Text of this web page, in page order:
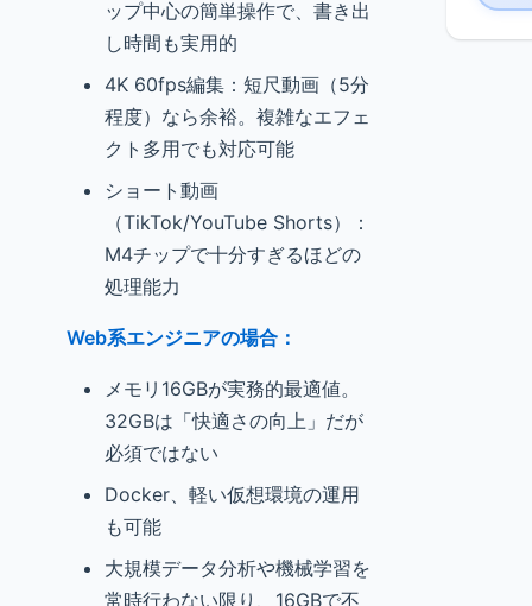
ップ中心の簡単操作で、書き出
し時間も実用的
4K 60fps編集：短尺動画（5分
程度）なら余裕。複雑なエフェ
クト多用でも対応可能
ショート動画
（TikTok/YouTube Shorts）：
M4チップで十分すぎるほどの
処理能力
Web系エンジニアの場合：
メモリ16GBが実務的最適値。
32GBは「快適さの向上」だが
必須ではない
Docker、軽い仮想環境の運用
も可能
大規模データ分析や機械学習を
常時行わない限り、16GBで不